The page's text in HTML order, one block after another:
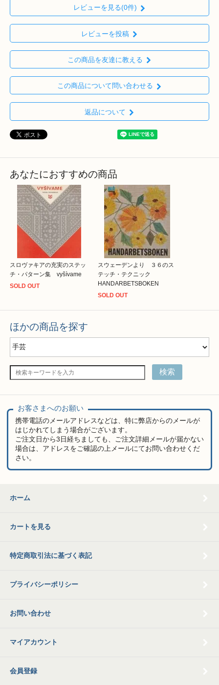
レビューを見る(0件)
レビューを投稿
この商品を友達に教える
この商品について問い合わせる
返品について
あなたにおすすめの商品
スロヴァキアの充実のステッ
チ・パターン集 vyšívame
SOLD OUT
スウェーデンより ３６のス
テッチ・テクニック
HANDARBETSBOKEN
SOLD OUT
ほかの商品を探す
検索
お客さまへのお願い
携帯電話のメールアドレスなどは、特に弊店からのメールが
はじかれてしまう場合がございます。
ご注文日から3日経ちましても、ご注文詳細メールが届かない
場合は、アドレスをご確認の上メールにてお問い合わせくだ
さい。
ホーム
カートを見る
特定商取引法に基づく表記
プライバシーポリシー
お問い合わせ
マイアカウント
会員登録